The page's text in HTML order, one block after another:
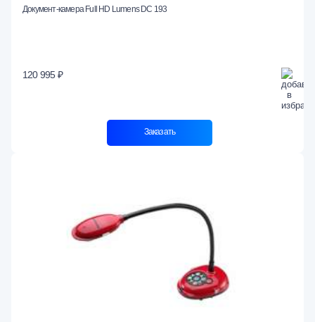
Документ-камера Full HD Lumens DC 193
120 995 ₽
Заказать